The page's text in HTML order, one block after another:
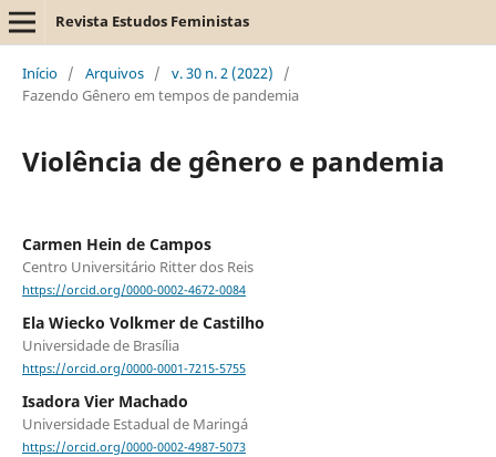
Revista Estudos Feministas
Início / Arquivos / v. 30 n. 2 (2022)
/
Fazendo Gênero em tempos de pandemia
Violência de gênero e pandemia
Carmen Hein de Campos
Centro Universitário Ritter dos Reis
https://orcid.org/0000-0002-4672-0084
Ela Wiecko Volkmer de Castilho
Universidade de Brasília
https://orcid.org/0000-0001-7215-5755
Isadora Vier Machado
Universidade Estadual de Maringá
https://orcid.org/0000-0002-4987-5073